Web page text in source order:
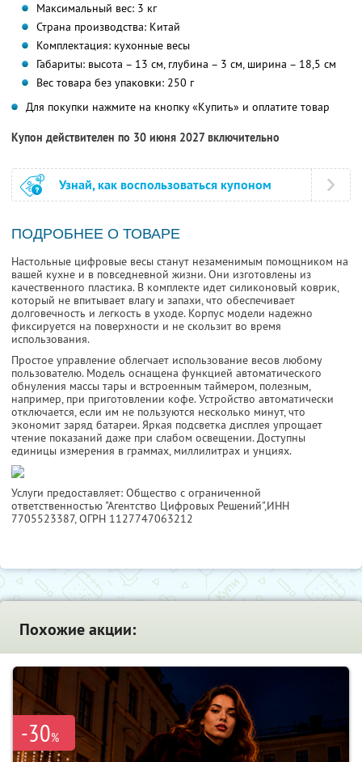
Максимальный вес: 3 кг
Страна производства: Китай
Комплектация: кухонные весы
Габариты: высота – 13 см, глубина – 3 см, ширина – 18,5 см
Вес товара без упаковки: 250 г
Для покупки нажмите на кнопку «Купить» и оплатите товар
Купон действителен по 30 июня 2027 включительно
Узнай, как воспользоваться купоном
ПОДРОБНЕЕ О ТОВАРЕ
Настольные цифровые весы станут незаменимым помощником на
вашей кухне и в повседневной жизни. Они изготовлены из
качественного пластика. В комплекте идет силиконовый коврик,
который не впитывает влагу и запахи, что обеспечивает
долговечность и легкость в уходе. Корпус модели надежно
фиксируется на поверхности и не скользит во время
использования.
Простое управление облегчает использование весов любому
пользователю. Модель оснащена функцией автоматического
обнуления массы тары и встроенным таймером, полезным,
например, при приготовлении кофе. Устройство автоматически
отключается, если им не пользуются несколько минут, что
экономит заряд батареи. Яркая подсветка дисплея упрощает
чтение показаний даже при слабом освещении. Доступны
единицы измерения в граммах, миллилитрах и унциях.
Услуги предоставляет: Общество с ограниченной
ответственностью "Агентство Цифровых Решений",ИНН
7705523387, ОГРН 1127747063212
Похожие акции:
-30%